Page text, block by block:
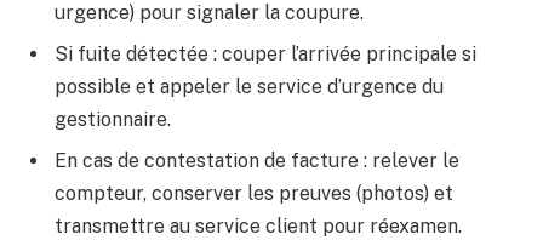
urgence) pour signaler la coupure.
Si fuite détectée : couper l’arrivée principale si
possible et appeler le service d’urgence du
gestionnaire.
En cas de contestation de facture : relever le
compteur, conserver les preuves (photos) et
transmettre au service client pour réexamen.